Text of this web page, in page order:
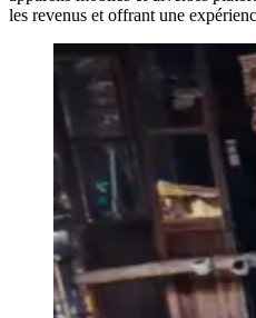
les revenus et offrant une